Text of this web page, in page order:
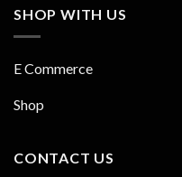
SHOP WITH US
E Commerce
Shop
CONTACT US